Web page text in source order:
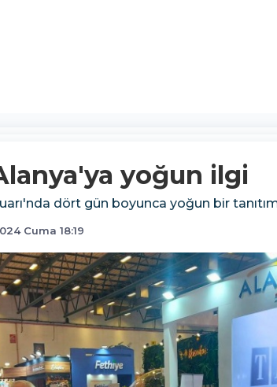
yoğun ilgi
dört gün boyunca yoğun bir
Cuma 18:19